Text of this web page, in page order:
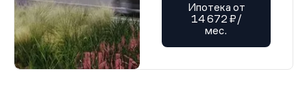
Ипотека от
14 672 ₽/
мес.